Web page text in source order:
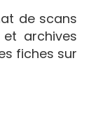
de scans
archives
fiches sur